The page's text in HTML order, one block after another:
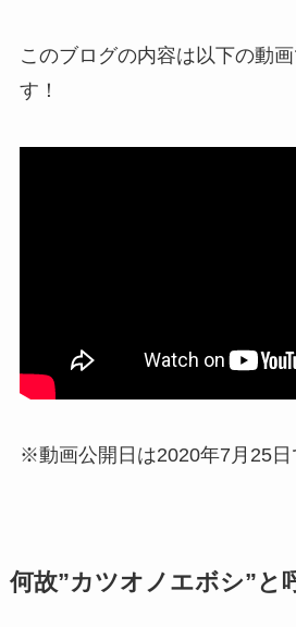
このブログの内容は以下の動
す！
※動画公開日は2020年7月25日
何故”カツオノエボシ”と